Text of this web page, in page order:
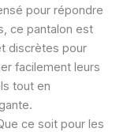
pour répondre
ce pantalon est
discrètes pour
facilement leurs
tout en
ce soit pour les